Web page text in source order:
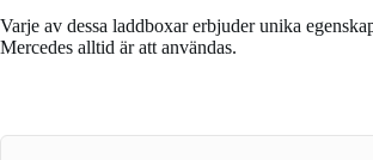
Varje av dessa laddboxar erbjuder unika
Mercedes alltid är att användas.